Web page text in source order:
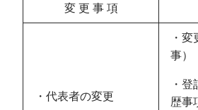
変 更 事 項
・代表者の変更
・
事）
・
歴事